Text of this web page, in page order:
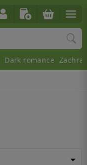
Dark romance